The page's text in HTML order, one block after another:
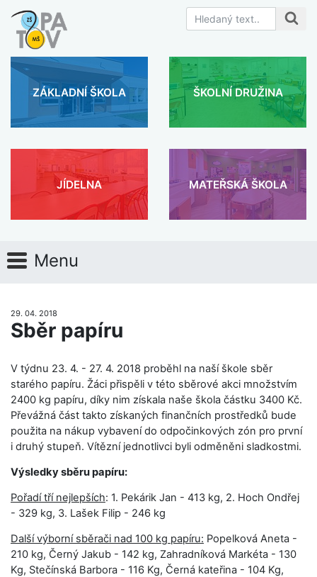
ZÁKLADNÍ ŠKOLA ŠKOLNÍ DRUŽINA
JÍDELNA MATEŘSKÁ ŠKOLA
Menu
29. 04. 2018
Sběr papíru
V týdnu 23. 4. - 27. 4. 2018 proběhl na naší škole sběr
starého papíru. Žáci přispěli v této sběrové akci množstvím
2400 kg papíru, díky nim získala naše škola částku 3400 Kč.
Převážná část takto získaných finančních prostředků bude
použita na nákup vybavení do odpočinkových zón pro první
i druhý stupeň. Vítězní jednotlivci byli odměněni sladkostmi.
Výsledky sběru papíru:
Pořadí tří nejlepších: 1. Pekárik Jan - 413 kg, 2. Hoch Ondřej
- 329 kg, 3. Lašek Filip - 246 kg
Další výborní sběrači nad 100 kg papíru: Popelková Aneta -
210 kg, Černý Jakub - 142 kg, Zahradníková Markéta - 130
Kg, Stečínská Barbora - 116 Kg, Černá kateřina - 104 Kg,